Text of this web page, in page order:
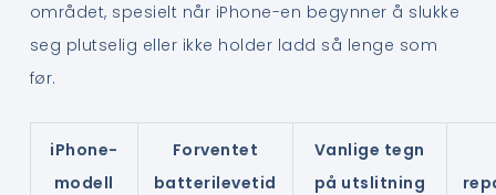
området, spesielt når iPhone-en begynner å slukke
seg plutselig eller ikke holder ladd så lenge som
før.
iPhone-
modell
Forventet
batterilevetid
Vanlige tegn
på utslitning